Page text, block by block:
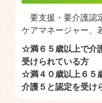
要支援・要介護認
ケアマネージャー、
☆満６５歳以上で介
受けられている方
☆満４０歳以上６５
介護５と認定を受け